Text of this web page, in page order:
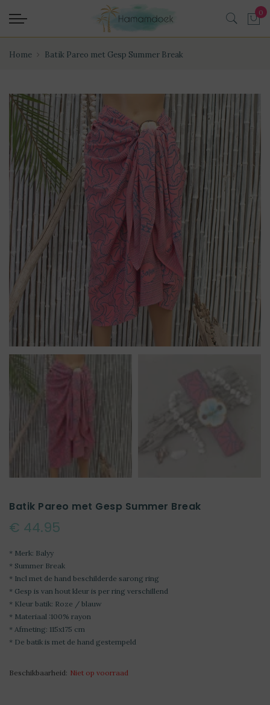
Home Batik Pareo met Gesp Summer Break
Batik Pareo met Gesp Summer Break
€ 44.95
* Merk: Balyy
* Summer Break
* Incl met de hand beschilderde sarong ring
* Gesp is van hout kleur is per ring verschillend
* Kleur batik: Roze / blauw
* Materiaal :100% rayon
* Afmeting: 115x175 cm
* De batik is met de hand gestempeld
Beschikbaarheid: Niet op voorraad